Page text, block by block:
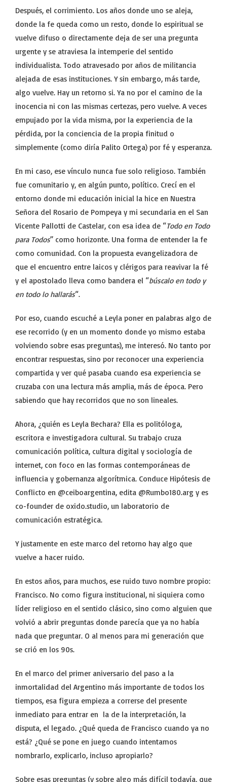
Después, el corrimiento. Los años donde uno se aleja,
donde la fe queda como un resto, donde lo espiritual se
vuelve difuso o directamente deja de ser una pregunta
urgente y se atraviesa la intemperie del sentido
individualista. Todo atravesado por años de militancia
alejada de esas instituciones. Y sin embargo, más tarde,
algo vuelve. Hay un retorno si. Ya no por el camino de la
inocencia ni con las mismas certezas, pero vuelve. A veces
empujado por la vida misma, por la experiencia de la
pérdida, por la conciencia de la propia finitud o
simplemente (como diría Palito Ortega) por fé y esperanza.
En mi caso, ese vínculo nunca fue solo religioso. También
fue comunitario y, en algún punto, político. Crecí en el
entorno donde mi educación inicial la hice en Nuestra
Señora del Rosario de Pompeya y mi secundaria en el San
Vicente Pallotti de Castelar, con esa idea de “Todo en Todo
para Todos” como horizonte. Una forma de entender la fe
como comunidad. Con la propuesta evangelizadora de
que el encuentro entre laicos y clérigos para reavivar la fé
y el apostolado lleva como bandera el “búscalo en todo y
en todo lo hallarás“.
Por eso, cuando escuché a Leyla poner en palabras algo de
ese recorrido (y en un momento donde yo mismo estaba
volviendo sobre esas preguntas), me interesó. No tanto por
encontrar respuestas, sino por reconocer una experiencia
compartida y ver qué pasaba cuando esa experiencia se
cruzaba con una lectura más amplia, más de época. Pero
sabiendo que hay recorridos que no son lineales.
Ahora, ¿quién es Leyla Bechara? Ella es politóloga,
escritora e investigadora cultural. Su trabajo cruza
comunicación política, cultura digital y sociología de
internet, con foco en las formas contemporáneas de
influencia y gobernanza algorítmica. Conduce Hipótesis de
Conflicto en @ceiboargentina, edita @Rumbo180.arg y es
co-founder de oxido.studio, un laboratorio de
comunicación estratégica.
Y justamente en este marco del retorno hay algo que
vuelve a hacer ruido.
En estos años, para muchos, ese ruido tuvo nombre propio:
Francisco. No como figura institucional, ni siquiera como
líder religioso en el sentido clásico, sino como alguien que
volvió a abrir preguntas donde parecía que ya no había
nada que preguntar. O al menos para mi generación que
se crió en los 90s.
En el marco del primer aniversario del paso a la
inmortalidad del Argentino más importante de todos los
tiempos, esa figura empieza a correrse del presente
inmediato para entrar en la de la interpretación, la
disputa, el legado. ¿Qué queda de Francisco cuando ya no
está? ¿Qué se pone en juego cuando intentamos
nombrarlo, explicarlo, incluso apropiarlo?
Sobre esas preguntas (y sobre algo más difícil todavía, que